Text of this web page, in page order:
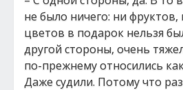
не было ничего: ни
цветов в подарок нельзя
другой стороны, очень
по-прежнему относились
Даже судили. Потому что